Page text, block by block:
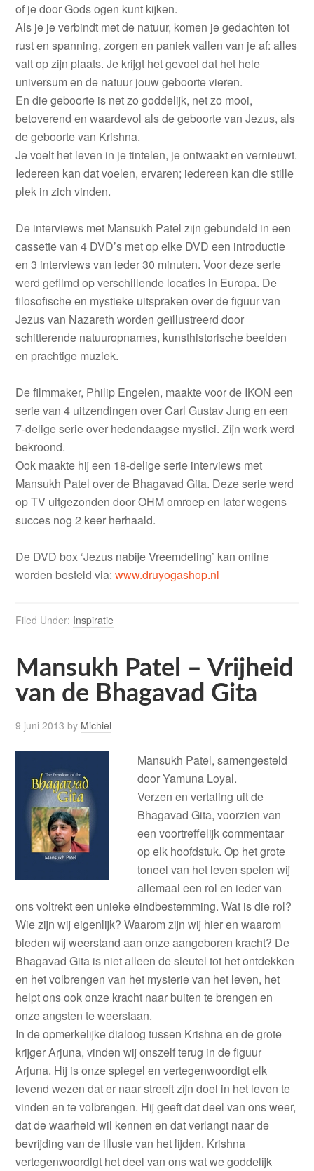
of je door Gods ogen kunt kijken.
Als je je verbindt met de natuur, komen je gedachten tot
rust en spanning, zorgen en paniek vallen van je af: alles
valt op zijn plaats. Je krijgt het gevoel dat het hele
universum en de natuur jouw geboorte vieren.
En die geboorte is net zo goddelijk, net zo mooi,
betoverend en waardevol als de geboorte van Jezus, als
de geboorte van Krishna.
Je voelt het leven in je tintelen, je ontwaakt en vernieuwt.
Iedereen kan dat voelen, ervaren; iedereen kan die stille
plek in zich vinden.
De interviews met Mansukh Patel zijn gebundeld in een
cassette van 4 DVD’s met op elke DVD een introductie
en 3 interviews van ieder 30 minuten. Voor deze serie
werd gefilmd op verschillende locaties in Europa. De
filosofische en mystieke uitspraken over de figuur van
Jezus van Nazareth worden geïllustreerd door
schitterende natuuropnames, kunsthistorische beelden
en prachtige muziek.
De filmmaker, Philip Engelen, maakte voor de IKON een
serie van 4 uitzendingen over Carl Gustav Jung en een
7-delige serie over hedendaagse mystici. Zijn werk werd
bekroond.
Ook maakte hij een 18-delige serie interviews met
Mansukh Patel over de Bhagavad Gita. Deze serie werd
op TV uitgezonden door OHM omroep en later wegens
succes nog 2 keer herhaald.
De DVD box ‘Jezus nabije Vreemdeling’ kan online
worden besteld via:www.druyogashop.nl
Filed Under: Inspiratie
Mansukh Patel – Vrijheid
van de Bhagavad Gita
9 juni 2013 by Michiel
Mansukh Patel, samengesteld
door Yamuna Loyal.
Verzen en vertaling uit de
Bhagavad Gita, voorzien van
een voortreffelijk commentaar
op elk hoofdstuk. Op het grote
toneel van het leven spelen wij
allemaal een rol en ieder van
ons voltrekt een unieke eindbestemming. Wat is die rol?
Wie zijn wij eigenlijk? Waarom zijn wij hier en waarom
bieden wij weerstand aan onze aangeboren kracht? De
Bhagavad Gita is niet alleen de sleutel tot het ontdekken
en het volbrengen van het mysterie van het leven, het
helpt ons ook onze kracht naar buiten te brengen en
onze angsten te weerstaan.
In de opmerkelijke dialoog tussen Krishna en de grote
krijger Arjuna, vinden wij onszelf terug in de figuur
Arjuna. Hij is onze spiegel en vertegenwoordigt elk
levend wezen dat er naar streeft zijn doel in het leven te
vinden en te volbrengen. Hij geeft dat deel van ons weer,
dat de waarheid wil kennen en dat verlangt naar de
bevrijding van de illusie van het lijden. Krishna
vertegenwoordigt het deel van ons wat we goddelijk